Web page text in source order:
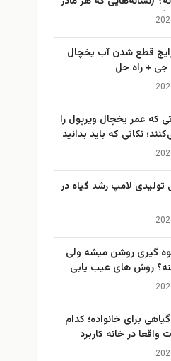
قطع شدن آب یخچال
جی + راه حل
که عمر یخچال ویرپول را
نکاتی که باید بدانید
تولیدی لامپ رشد گیاه در
گیری روشن میشه ولی
روش های عیب یابی
برای خانواده؛ کدام
در خانه کاربرد